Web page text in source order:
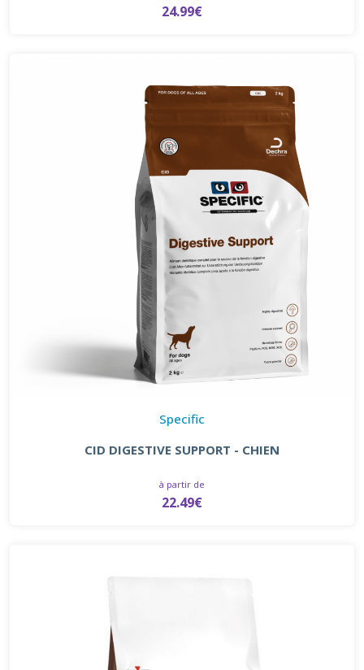
24.99€
Specific
CID DIGESTIVE SUPPORT - CHIEN
à partir de
22.49€